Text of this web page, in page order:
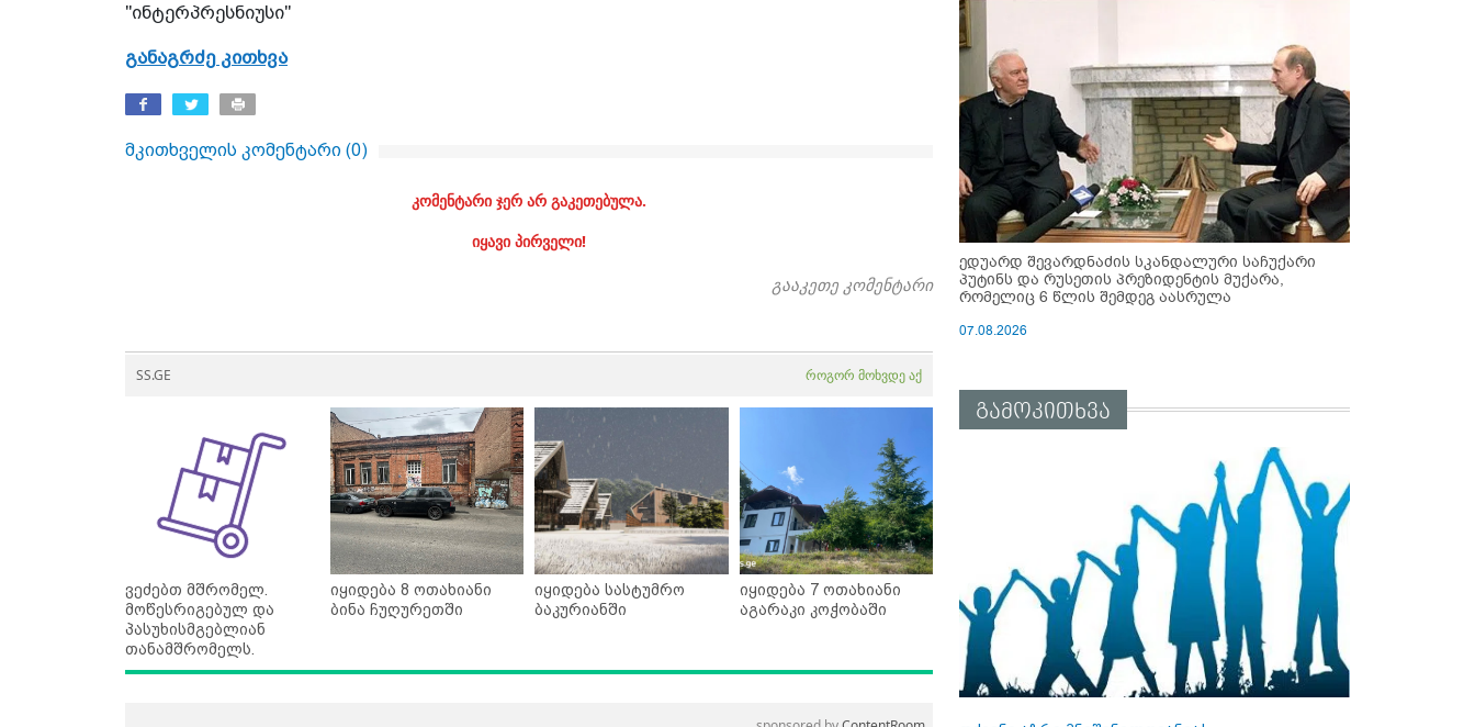
"ინტერპრესნიუსი"
განაგრძე კითხვა
მკითხველის კომენტარი (0)
კომენტარი ჯერ არ გაკეთებულა.
იყავი პირველი!
გააკეთე კომენტარი
SS.GE როგორ მოხვდე აქ
ვეძებთ მშრომელ.
მოწესრიგებულ და
პასუხისმგებლიან
თანამშრომელს.
იყიდება 8 ოთახიანი
ბინა ჩუღურეთში
იყიდება სასტუმრო
ბაკურიანში
იყიდება 7 ოთახიანი
აგარაკი კოჭობაში
ედუარდ შევარდნაძის სკანდალური საჩუქარი
პუტინს და რუსეთის პრეზიდენტის მუქარა,
რომელიც 6 წლის შემდეგ აასრულა
07.08.2026
გამოკითხვა